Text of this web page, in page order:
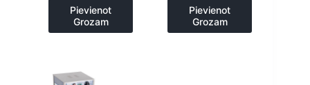
un transporta ratiņi
Virtuve
Pievienot
Grozam
sildīšanas
plāksnes,Grila
šķīvji,Virtuve
Pievienot
Grozam